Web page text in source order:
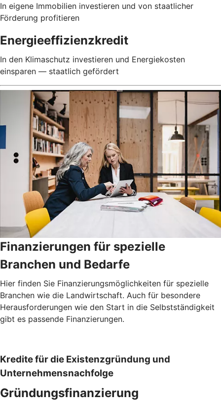
In eigene Immobilien investieren und von staatlicher
Förderung profitieren
Energieeffizienzkredit
In den Klimaschutz investieren und Energiekosten
einsparen — staatlich gefördert
Finanzierungen für spezielle
Branchen und Bedarfe
Hier finden Sie Finanzierungsmöglichkeiten für spezielle
Branchen wie die Landwirtschaft. Auch für besondere
Herausforderungen wie den Start in die Selbstständigkeit
gibt es passende Finanzierungen.
Kredite für die Existenzgründung und
Unternehmensnachfolge
Gründungsfinanzierung